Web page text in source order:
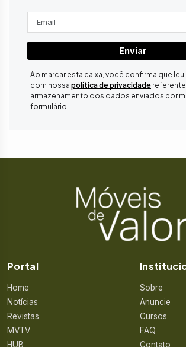
Enviar
Ao marcar esta caixa, você confirma que
com nossa política de privacidade
armazenamento dos dados enviados por
formulário.
Portal
Home
Notícias
Revistas
MVTV
HUB
Sobre
Anuncie
Cursos
FAQ
Contato